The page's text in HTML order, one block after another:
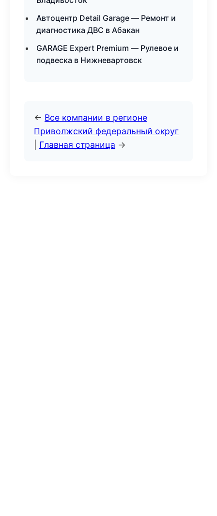
Автоцентр Detail Garage — Ремонт и
диагностика ДВС в Абакан
GARAGE Expert Premium — Рулевое и
подвеска в Нижневартовск
← Все компании в регионе
Приволжский федеральный округ
Главная страница →